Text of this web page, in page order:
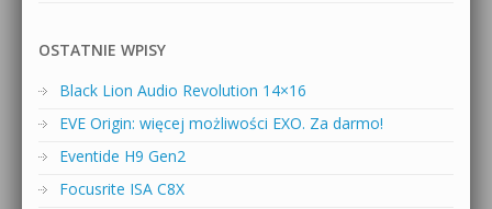
OSTATNIE WPISY
Black Lion Audio Revolution 14×16
EVE Origin: więcej możliwości EXO. Za darmo!
Eventide H9 Gen2
Focusrite ISA C8X